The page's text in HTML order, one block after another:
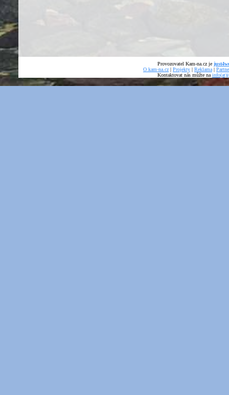
Provozovatel Kam-na.cz je
O kam-na.cz | Projekty | Reklama |
Kontaktovat nás můžte na